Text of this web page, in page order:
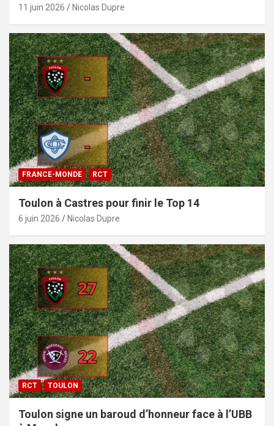
11 juin 2026 Nicolas Dupre
FRANCE-MONDE RCT
Toulon à Castres pour finir le Top 14
6 juin 2026 Nicolas Dupre
RCT TOULON
Toulon signe un baroud d’honneur face à l’UBB